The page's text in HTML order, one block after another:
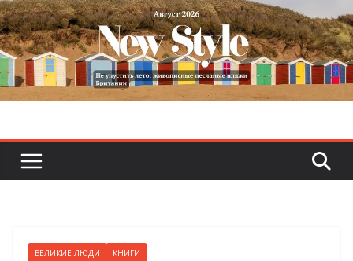
Skip
to
content
ВЕЛИКИЕ ЛЮДИ КНИГИ